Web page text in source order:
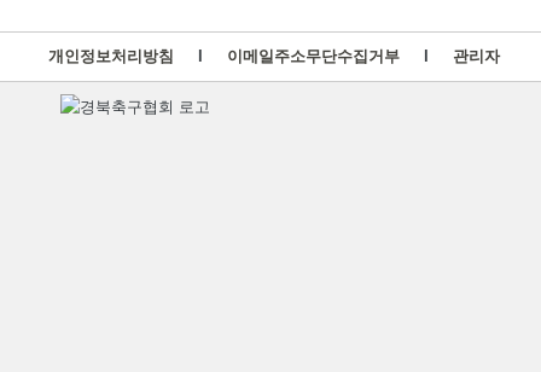
개인정보처리방침 이메일주소무단수집거부 관리자